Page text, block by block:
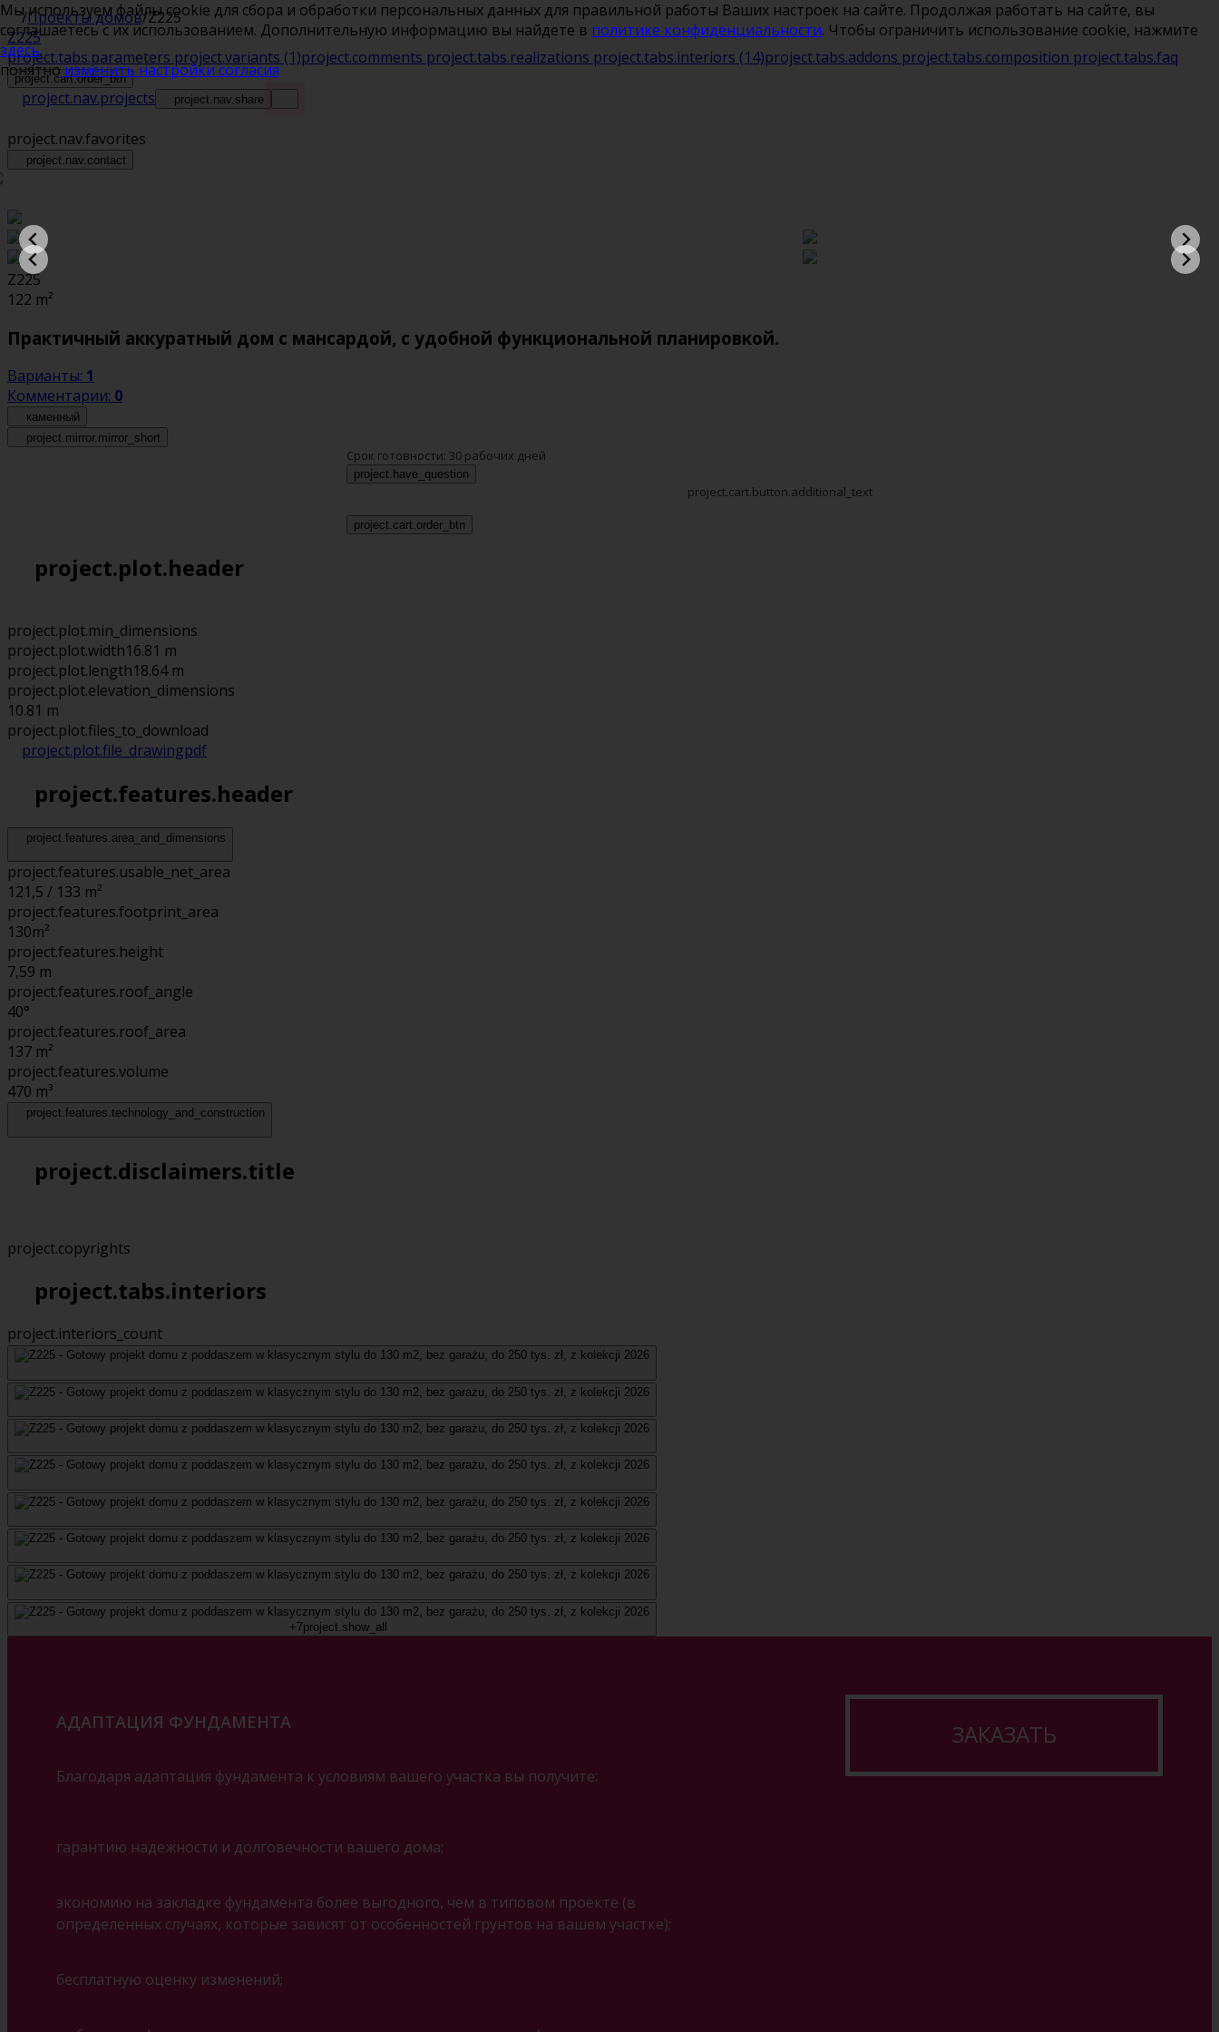
/Проекты домов/Z225
Z225
project.tabs.parameters project.variants (1)project.comments project.tabs.realizations project.tabs.interiors (14)project.tabs.addons project.tabs.composition project.tabs.faq
project.cart.order_btn
project.nav.projects project.nav.share
project.nav.favorites
project.nav.contact
Z225
122 m²
Практичный аккуратный дом с мансардой, с удобной функциональной планировкой.
Варианты: 1
Комментарии: 0
каменный
project.mirror.mirror_short
Срок готовности: 30 рабочих дней
project.have_question
project.cart.button.additional_text
project.cart.order_btn
project.plot.header
project.plot.min_dimensions
project.plot.width16.81 m
project.plot.length18.64 m
project.plot.elevation_dimensions
10.81 m
project.plot.files_to_download
project.plot.file_drawingpdf
project.features.header
project.features.area_and_dimensions
project.features.usable_net_area
121,5 / 133 m²
project.features.footprint_area
130m²
project.features.height
7,59 m
project.features.roof_angle
40°
project.features.roof_area
137 m²
project.features.volume
470 m³
project.features.technology_and_construction
project.disclaimers.title
project.copyrights
project.tabs.interiors
project.interiors_count
+7project.show_all
АДАПТАЦИЯ ФУНДАМЕНТА
Благодаря адаптация фундамента к условиям вашего участка вы получите:
гарантию надежности и долговечности вашего дома;
экономию на закладке фундамента более выгодного, чем в типовом проекте (в
определенных случаях, которые зависят от особенностей грунтов на вашем участке);
бесплатную оценку изменений;
ЗАКАЗАТЬ
Мы используем файлы cookie для сбора и обработки персональных данных для правильной работы Ваших настроек на сайте. Продолжая работать на сайте, вы
соглашаетесь с их использованием. Дополнительную информацию вы найдете в политике конфиденциальности. Чтобы ограничить использование cookie, нажмите
здесь.
понятноизменить настройки согласия